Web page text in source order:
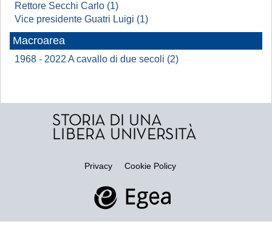
Rettore Secchi Carlo (1)
Vice presidente Guatri Luigi (1)
Macroarea
1968 - 2022 A cavallo di due secoli (2)
Privacy Cookie Policy